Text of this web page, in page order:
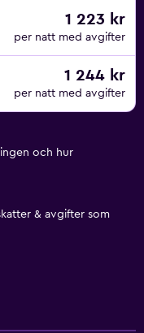
1 223 kr
per natt med avgifter
1 244 kr
per natt med avgifter
och hur
& avgifter som